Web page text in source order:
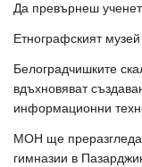
Да превърнеш
Етнографският
Белоградчишките
вдъхновяват
информационни
МОН ще
гимназии в